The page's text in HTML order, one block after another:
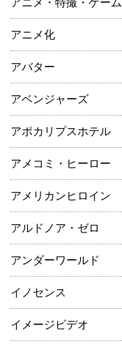
アニメ・特撮・ゲーム
アニメ化
アバター
アベンジャーズ
アポカリプスホテル
アメコミ・ヒーロー
アメリカンヒロイン
アルドノア・ゼロ
アンダーワールド
イノセンス
イメージビデオ